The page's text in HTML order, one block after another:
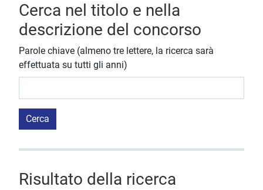
Cerca nel titolo e nella
descrizione del concorso
Parole chiave (almeno tre lettere, la ricerca sarà
effettuata su tutti gli anni)
Cerca
Risultato della ricerca